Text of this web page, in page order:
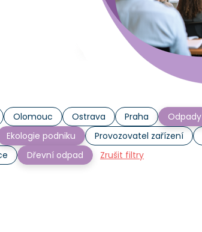
Olomouc Ostrava Praha Odpady
Ekologie podniku Provozovatel zařízení
Dřevní odpad Zrušit filtry